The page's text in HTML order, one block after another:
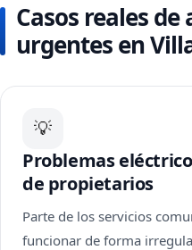
Casos reales
urgentes en
💡
Problemas
de propietarios
Parte de los servicios
funcionar de forma